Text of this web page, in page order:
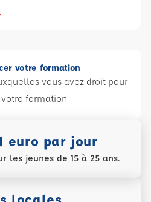
votre formation
vous avez droit pour
formation
euro par jour
les jeunes de 15 à 25 ans.